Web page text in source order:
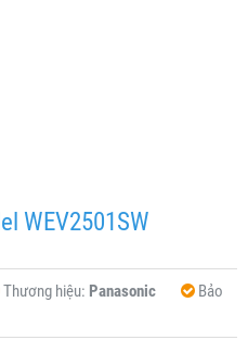
WEV2501SW
Thương hiệu: Panasonic
Bảo